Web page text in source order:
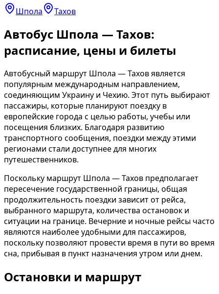
Шпола Тахов
Автобус Шпола — Тахов:
расписание, цены и билеты
Автобусный маршрут Шпола — Тахов является
популярным международным направлением,
соединяющим Украину и Чехию. Этот путь выбирают
пассажиры, которые планируют поездку в
европейские города с целью работы, учебы или
посещения близких. Благодаря развитию
транспортного сообщения, поездки между этими
регионами стали доступнее для многих
путешественников.
Поскольку маршрут Шпола — Тахов предполагает
пересечение государственной границы, общая
продолжительность поездки зависит от рейса,
выбранного маршрута, количества остановок и
ситуации на границе. Вечерние и ночные рейсы часто
являются наиболее удобными для пассажиров,
поскольку позволяют провести время в пути во время
сна, прибывая в пункт назначения утром или днем.
Остановки и маршрут